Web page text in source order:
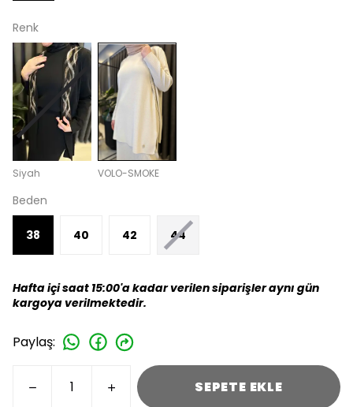
Renk
Siyah VOLO-SMOKE
Beden
38 40 42 44
Hafta içi saat 15:00'a kadar verilen siparişler aynı gün
kargoya verilmektedir.
Paylaş:
SEPETE EKLE